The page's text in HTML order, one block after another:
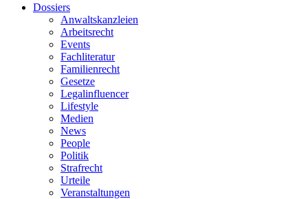
Dossiers
Anwaltskanzleien
Arbeitsrecht
Events
Fachliteratur
Familienrecht
Gesetze
Legalinfluencer
Lifestyle
Medien
News
People
Politik
Strafrecht
Urteile
Veranstaltungen